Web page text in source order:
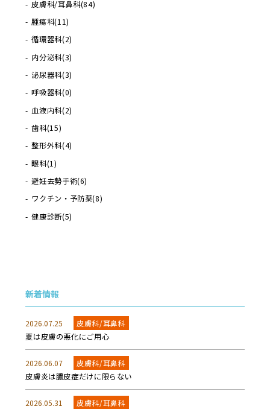
皮膚科/耳鼻科(84)
腫瘍科(11)
循環器科(2)
内分泌科(3)
泌尿器科(3)
呼吸器科(0)
血液内科(2)
歯科(15)
整形外科(4)
眼科(1)
避妊去勢手術(6)
ワクチン・予防薬(8)
健康診断(5)
新着情報
2026.07.25 皮膚科/耳鼻科
夏は皮膚の悪化にご用心
2026.06.07 皮膚科/耳鼻科
皮膚炎は膿皮症だけに限らない
2026.05.31 皮膚科/耳鼻科